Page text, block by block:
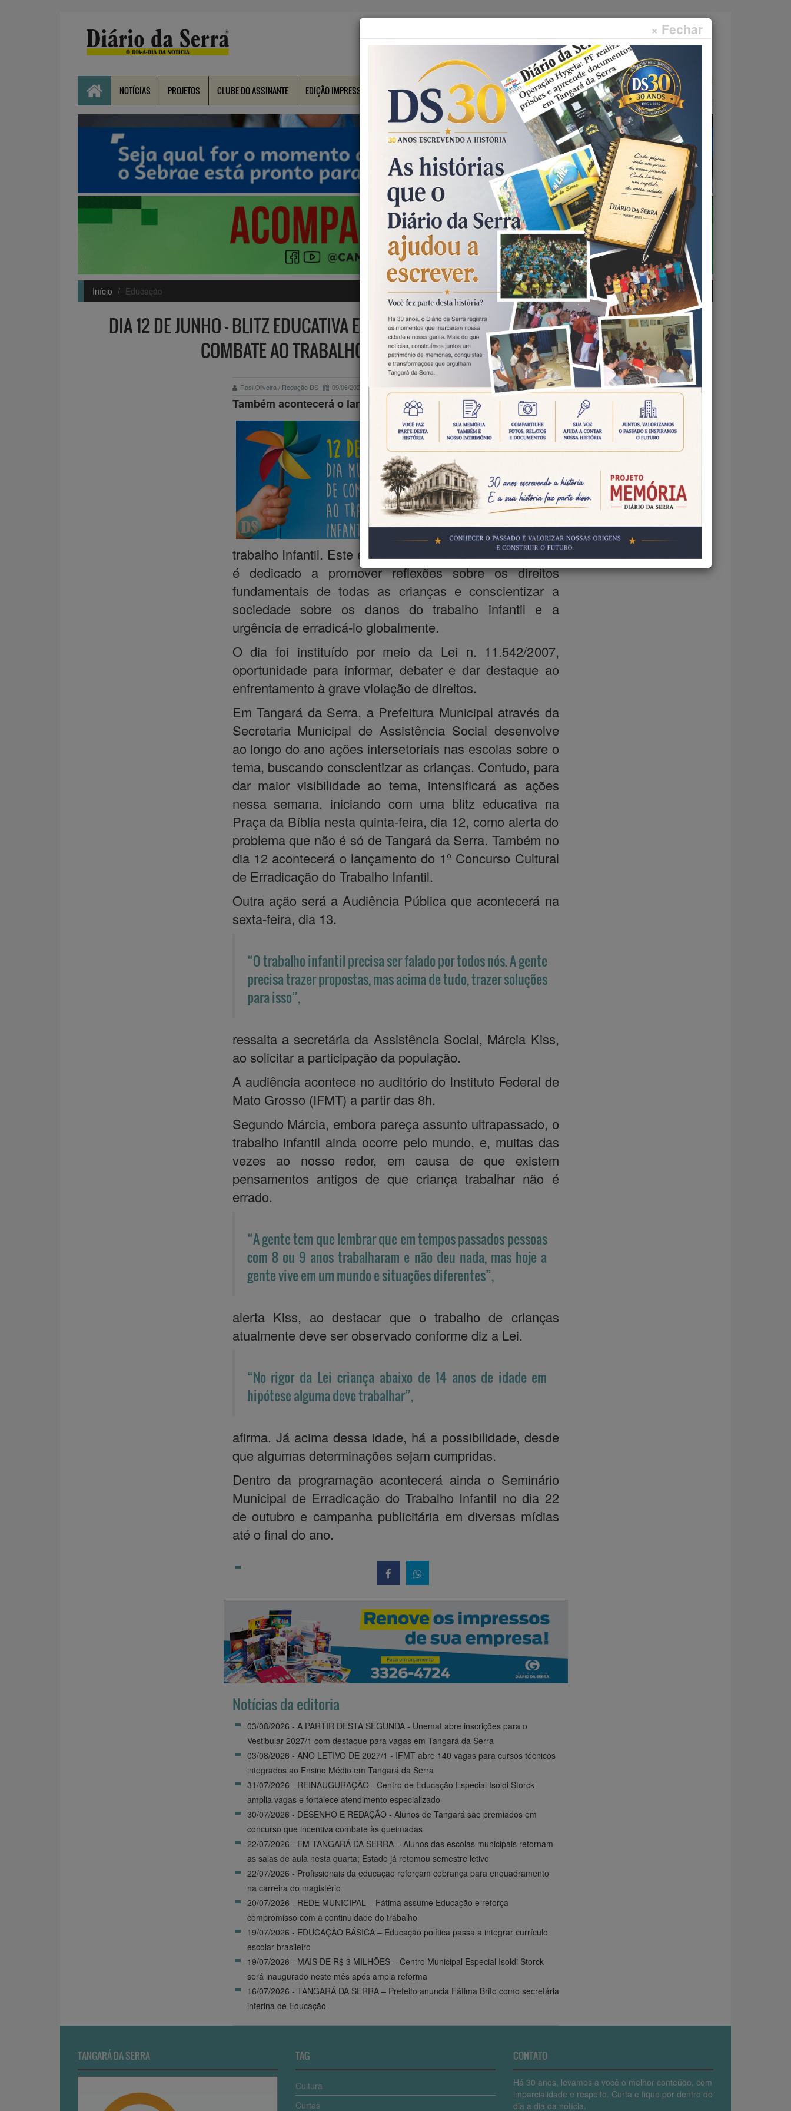
× Fechar
Faça sua pesquisa...
NOTÍCIAS PROJETOS CLUBE DO ASSINANTE EDIÇÃO IMPRESSA CONTATO
Início Educação
DIA 12 DE JUNHO – BLITZ EDUCATIVA E AUDIÊNCIA PÚBLICA MARCAM DIA MUNDIAL DE
COMBATE AO TRABALHO INFANTIL EM TANGARÁ DA SERRA
Rosi Oliveira / Redação DS 09/06/2025 Educação
Também acontecerá o lançamento do 1º Concurso Cultural
Dia 12 de junho foi a
data escolhida como
Dia Mundial de
Combate ao Trabalho
Infantil, com foco
específico na
erradicação do
trabalho Infantil. Este é o horizonte proposto pelo dia que
é dedicado a promover reflexões sobre os direitos
fundamentais de todas as crianças e conscientizar a
sociedade sobre os danos do trabalho infantil e a
urgência de erradicá-lo globalmente.
O dia foi instituído por meio da Lei n. 11.542/2007,
oportunidade para informar, debater e dar destaque ao
enfrentamento à grave violação de direitos.
Em Tangará da Serra, a Prefeitura Municipal através da
Secretaria Municipal de Assistência Social desenvolve
ao longo do ano ações intersetoriais nas escolas sobre o
tema, buscando conscientizar as crianças. Contudo, para
dar maior visibilidade ao tema, intensificará as ações
nessa semana, iniciando com uma blitz educativa na
Praça da Bíblia nesta quinta-feira, dia 12, como alerta do
problema que não é só de Tangará da Serra. Também no
dia 12 acontecerá o lançamento do 1º Concurso Cultural
de Erradicação do Trabalho Infantil.
Outra ação será a Audiência Pública que acontecerá na
sexta-feira, dia 13.
“O trabalho infantil precisa ser falado por todos nós. A gente
precisa trazer propostas, mas acima de tudo, trazer soluções
para isso”,
ressalta a secretária da Assistência Social, Márcia Kiss,
ao solicitar a participação da população.
A audiência acontece no auditório do Instituto Federal de
Mato Grosso (IFMT) a partir das 8h.
Segundo Márcia, embora pareça assunto ultrapassado, o
trabalho infantil ainda ocorre pelo mundo, e, muitas das
vezes ao nosso redor, em causa de que existem
pensamentos antigos de que criança trabalhar não é
errado.
“A gente tem que lembrar que em tempos passados pessoas
com 8 ou 9 anos trabalharam e não deu nada, mas hoje a
gente vive em um mundo e situações diferentes”,
alerta Kiss, ao destacar que o trabalho de crianças
atualmente deve ser observado conforme diz a Lei.
“No rigor da Lei criança abaixo de 14 anos de idade em
hipótese alguma deve trabalhar”,
afirma. Já acima dessa idade, há a possibilidade, desde
que algumas determinações sejam cumpridas.
Dentro da programação acontecerá ainda o Seminário
Municipal de Erradicação do Trabalho Infantil no dia 22
de outubro e campanha publicitária em diversas mídias
até o final do ano.
Notícias da editoria
03/08/2026 - A PARTIR DESTA SEGUNDA - Unemat abre inscrições para o
Vestibular 2027/1 com destaque para vagas em Tangará da Serra
03/08/2026 - ANO LETIVO DE 2027/1 - IFMT abre 140 vagas para cursos técnicos
integrados ao Ensino Médio em Tangará da Serra
31/07/2026 - REINAUGURAÇÃO - Centro de Educação Especial Isoldi Storck
amplia vagas e fortalece atendimento especializado
30/07/2026 - DESENHO E REDAÇÃO - Alunos de Tangará são premiados em
concurso que incentiva combate às queimadas
22/07/2026 - EM TANGARÁ DA SERRA – Alunos das escolas municipais retornam
as salas de aula nesta quarta; Estado já retomou semestre letivo
22/07/2026 - Profissionais da educação reforçam cobrança para enquadramento
na carreira do magistério
20/07/2026 - REDE MUNICIPAL – Fátima assume Educação e reforça
compromisso com a continuidade do trabalho
19/07/2026 - EDUCAÇÃO BÁSICA – Educação política passa a integrar currículo
escolar brasileiro
19/07/2026 - MAIS DE R$ 3 MILHÕES – Centro Municipal Especial Isoldi Storck
será inaugurado neste mês após ampla reforma
16/07/2026 - TANGARÁ DA SERRA – Prefeito anuncia Fátima Brito como secretária
interina de Educação
TANGARÁ DA SERRA TAG
Cultura
Curtas
CONTATO
Há 30 anos, levamos a você o melhor conteúdo, com
imparcialidade e respeito. Curta e fique por dentro do
dia a dia da notícia.